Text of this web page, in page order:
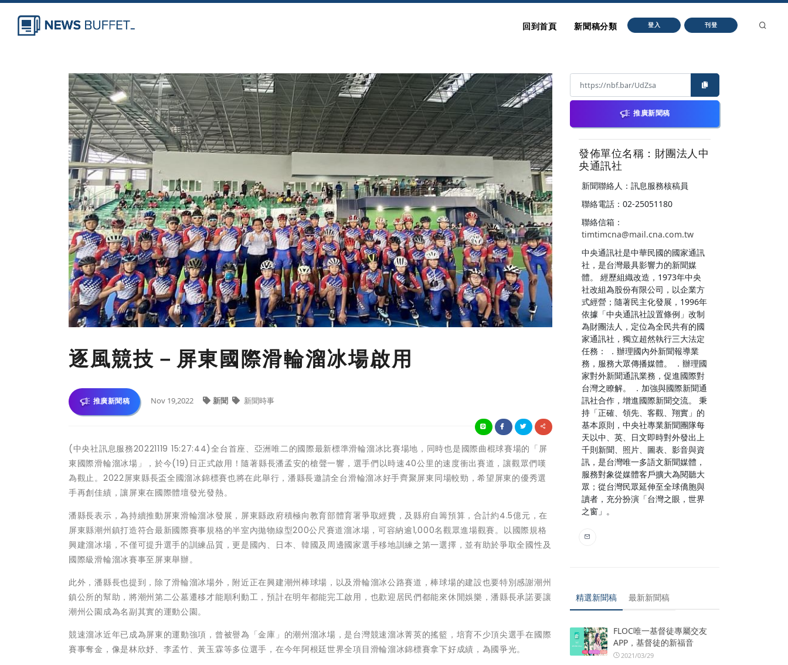
回到首頁 新聞稿分類 登入 刊登
逐風競技－屏東國際滑輪溜冰場啟用
推廣新聞稿 Nov 19,2022 新聞 新聞時事
(中央社訊息服務20221119 15:27:44)全台首座、亞洲唯二的國際最新標準滑輪溜冰比賽場地，同時也是國際曲棍球賽場的「屏
東國際滑輪溜冰場」，於今(19)日正式啟用！隨著縣長潘孟安的槍聲一響，選手們以時速40公里的速度衝出賽道，讓觀眾們嘆
為觀止。2022屏東縣長盃全國溜冰錦標賽也將在此舉行，潘縣長邀請全台滑輪溜冰好手齊聚屏東同場較勁，希望屏東的優秀選
手再創佳績，讓屏東在國際體壇發光發熱。
潘縣長表示，為持續推動屏東滑輪溜冰發展，屏東縣政府積極向教育部體育署爭取經費，及縣府自籌預算，合計約4.5億元，在
屏東縣潮州鎮打造符合最新國際賽事規格的半室內拋物線型200公尺賽道溜冰場，可容納逾1,000名觀眾進場觀賽。以國際規格
興建溜冰場，不僅可提升選手的訓練品質，更是國內、日本、韓國及周邊國家選手移地訓練之第一選擇，並有助於爭取全國性及
國際級滑輪溜冰賽事至屏東舉辦。
此外，潘縣長也提到，除了滑輪溜冰場外，附近正在興建潮州棒球場，以及滑輪溜冰公路賽道，棒球場的建設也要特別感謝潮州
鎮公所的幫助，將潮州第二公墓遷移才能順利動工，預計在明年都能完工啟用，也歡迎居民們都能來休閒娛樂，潘縣長承諾要讓
潮州公園成為名副其實的運動公園。
競速溜冰近年已成為屏東的運動強項，曾被譽為「金庫」的潮州溜冰場，是台灣競速溜冰菁英的搖籃，培育不少頂尖選手在國際
賽事奪金，像是林欣妤、李孟竹、黃玉霖等多位選手，在今年阿根廷世界全項目滑輪溜冰錦標賽拿下好成績，為國爭光。
推廣新聞稿
發佈單位名稱：財團法人中
央通訊社
新聞聯絡人：訊息服務核稿員
聯絡電話：02-25051180
聯絡信箱：
timtimcna@mail.cna.com.tw
中央通訊社是中華民國的國家通訊
社，是台灣最具影響力的新聞媒
體。 經歷組織改造，1973年中央
社改組為股份有限公司，以企業方
式經營；隨著民主化發展，1996年
依據「中央通訊社設置條例」改制
為財團法人，定位為全民共有的國
家通訊社，獨立超然執行三大法定
任務： ．辦理國內外新聞報導業
務，服務大眾傳播媒體。 ．辦理國
家對外新聞通訊業務，促進國際對
台灣之瞭解。 ．加強與國際新聞通
訊社合作，增進國際新聞交流。 秉
持「正確、領先、客觀、翔實」的
基本原則，中央社專業新聞團隊每
天以中、英、日文即時對外發出上
千則新聞、照片、圖表、影音與資
訊，是台灣唯一多語文新聞媒體，
服務對象從媒體客戶擴大為閱聽大
眾；從台灣民眾延伸至全球僑胞與
讀者，充分扮演「台灣之眼，世界
之窗」。
精選新聞稿 最新新聞稿
FLOC唯一基督徒專屬交友
APP，基督徒的新福音
2021/03/29